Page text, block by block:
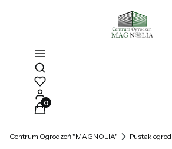
Otwórz wyszukiwarkę
Produkty w koszyku: 0. Zobacz
Centrum Ogrodzeń "MAGNOLIA" Pustak